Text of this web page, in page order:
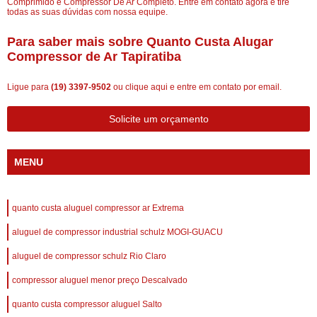
Comprimido e Compressor De Ar Completo. Entre em contato agora e tire
todas as suas dúvidas com nossa equipe.
Para saber mais sobre Quanto Custa Alugar
Compressor de Ar Tapiratiba
Ligue para (19) 3397-9502 ou clique aqui e entre em contato por email.
Solicite um orçamento
MENU
quanto custa aluguel compressor ar Extrema
aluguel de compressor industrial schulz MOGI-GUACU
aluguel de compressor schulz Rio Claro
compressor aluguel menor preço Descalvado
quanto custa compressor aluguel Salto